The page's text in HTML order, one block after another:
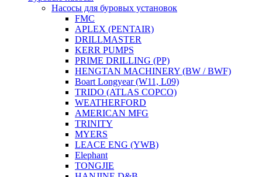
Насосы для буровых установок
FMC
APLEX (PENTAIR)
DRILLMASTER
KERR PUMPS
PRIME DRILLING (PP)
HENGTAN MACHINERY (BW / BWF)
Boart Longyear (W11, L09)
TRIDO (ATLAS COPCO)
WEATHERFORD
AMERICAN MFG
TRINITY
MYERS
LEACE ENG (YWB)
Elephant
TONGJIE